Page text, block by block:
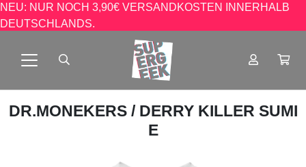
NEU: NUR NOCH 3,90€ VERSANDKOSTEN INNERHALB
DEUTSCHLANDS.
DR.MONEKERS / DERRY KILLER SUMI
E